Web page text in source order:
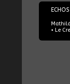
17/12/2021
ECHOS
• Le